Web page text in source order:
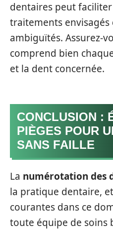
dentaires peut faciliter
traitements envisagés
ambiguïtés. Assurez-
comprend bien
et la dent concernée.
CONCLUSION :
PIÈGES POUR
SANS FAILLE
La numérotation des
la pratique dentaire,
courantes dans ce
toute équipe de soins